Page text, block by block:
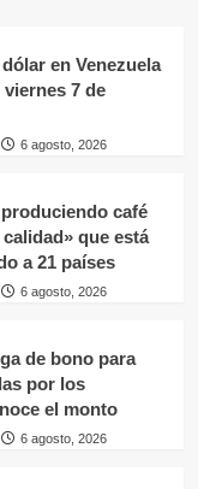
en Venezuela
7 de
6 agosto, 2026
café
que está
a 21 países
6 agosto, 2026
de bono para
por los
el monto
6 agosto, 2026